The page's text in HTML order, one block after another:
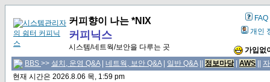
커피향이 나는 *NIX
커피닉스
시스템/네트웍/보안을 다루는 곳
FAQ
개인
가입없
BBS >> 설치, 운영 Q&A| 네트웍, 보안 Q&A| 일반 Q&A|| 정보마당| AWS
현재 시간은 2026.8.06 목, 1:59 pm